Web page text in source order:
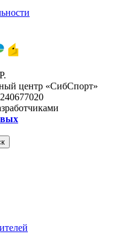
центр «СибСпорт»